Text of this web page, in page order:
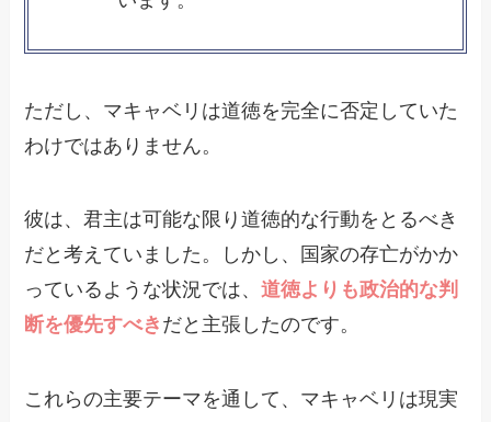
ただし、マキャベリは道徳を完全に否定していた
わけではありません。
彼は、君主は可能な限り道徳的な行動をとるべき
だと考えていました。しかし、国家の存亡がかか
っているような状況では、道徳よりも政治的な判
断を優先すべき だと主張したのです。
これらの主要テーマを通して、マキャベリは現実